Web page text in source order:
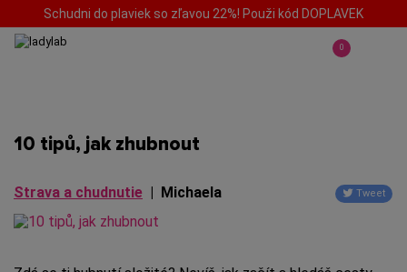
Schudni do plaviek so zľavou 22%! Použi kód DOPLAVEK
0
10 tipů, jak zhubnout
Tweet
Strava a chudnutie | Michaela